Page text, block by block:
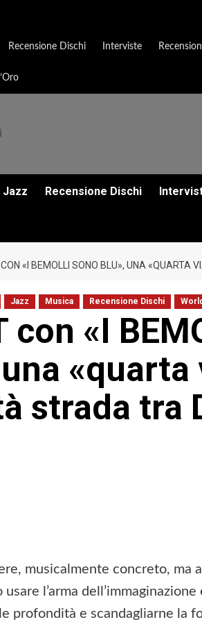
Recensione Dischi Interviste
Jazz Recensione Dischi
«I BEMOLLI SONO BLU», UNA «QUARTA
Jazz Musica Recensione Dischi
con «I
una «quarta
strada tra
musicalmente concreto, ma
l’arma
profondità e scandagliarne la